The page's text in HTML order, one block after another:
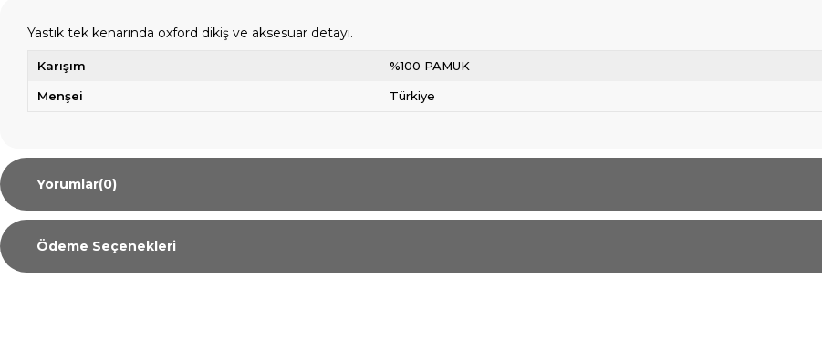
Yastık tek kenarında oxford dikiş ve aksesuar detayı.
Karışım %100 PAMUK
Menşei Türkiye
Yorumlar(0)
Ödeme Seçenekleri